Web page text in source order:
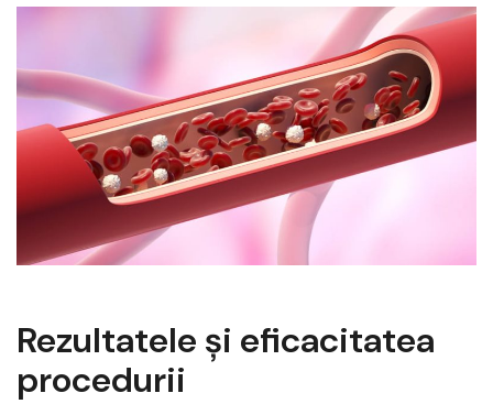
Rezultatele și eficacitatea
procedurii